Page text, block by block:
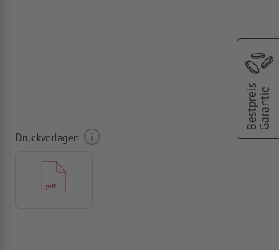
Druckvorlagen
BestpreisGarantie